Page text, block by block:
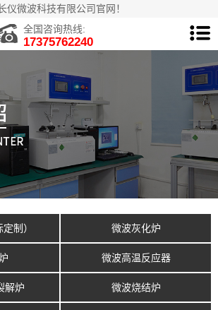
仪微波科技有限公司官网！
全国咨询热线:
17375762240
制） 微波灰化炉
微波高温反应器
解炉 微波烧结炉